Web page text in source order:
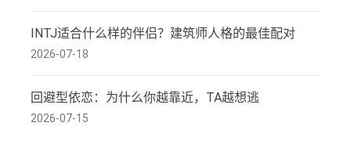
INTJ适合什么样的伴侣？建筑师人格的最佳配对
2026-07-18
回避型依恋：为什么你越靠近，TA越想逃
2026-07-15